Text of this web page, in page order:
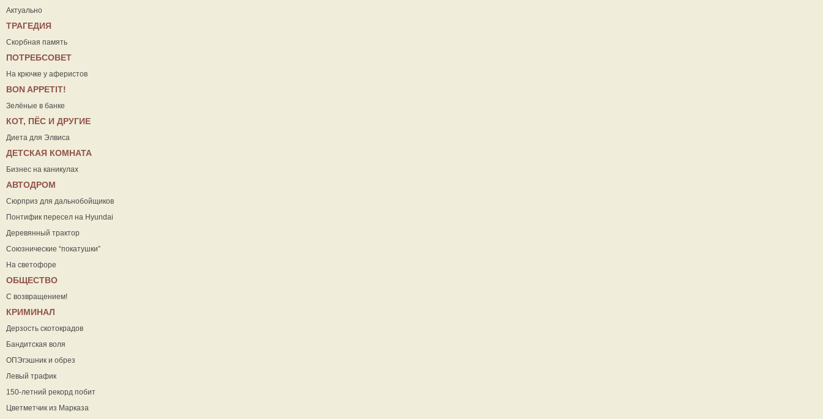
Актуально
ТРАГЕДИЯ
Скорбная память
ПОТРЕБСОВЕТ
На крючке у аферистов
ВON APPETIT!
Зелёные в банке
КОТ, ПЁС И ДРУГИЕ
Диета для Элвиса
ДЕТСКАЯ КОМНАТА
Бизнес на каникулах
АВТОДРОМ
Сюрприз для дальнобойщиков
Понтифик пересел на Hyundai
Деревянный трактор
Союзнические “покатушки”
На светофоре
ОБЩЕСТВО
С возвращением!
КРИМИНАЛ
Дерзость скотокрадов
Бандитская воля
ОПЭгэшник и обрез
Левый трафик
150-летний рекорд побит
Цветметчик из Марказа